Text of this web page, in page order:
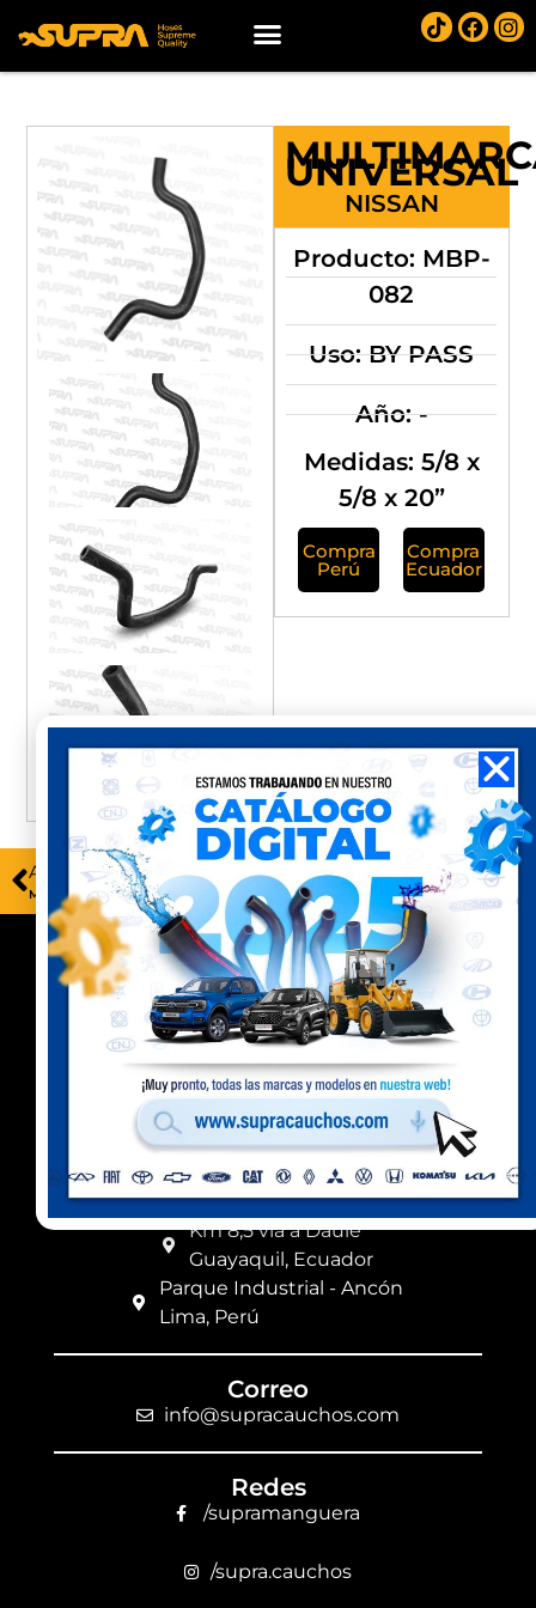
UNIVERSAL
NISSAN
Producto: MBP-
082
Uso: BY PASS
Año: -
Medidas: 5/8 x
5/8 x 20”
Compra
Perú
Compra
Ecuador
ANTERIOR
MBP-078
SIGUIENTE
Contacto
Celular Perú
Celular Ecuador
(+593) 99 078 6063
Ubicación
Km 8,5 vía a Daule
Guayaquil, Ecuador
Parque Industrial - Ancón
Lima, Perú
Correo
info@supracauchos.com
Redes
/supramanguera
/supra.cauchos